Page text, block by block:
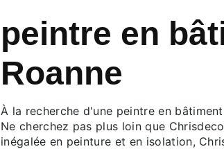
peintre en
Roanne
À la recherche d'une peintre en
Ne cherchez pas plus loin que
inégalée en peinture et en isolation,